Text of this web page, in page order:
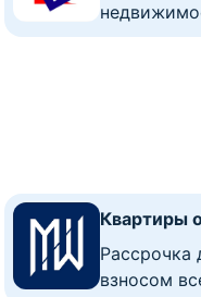
Квартиры
Рассрочка
взносом